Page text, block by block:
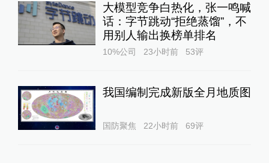
大模型竞争白热化，张一鸣喊
话：字节跳动“拒绝蒸馏”，不
用别人输出换榜单排名
10%公司 23小时前 53评
我国编制完成新版全月地质图
国防聚焦 22小时前 69评